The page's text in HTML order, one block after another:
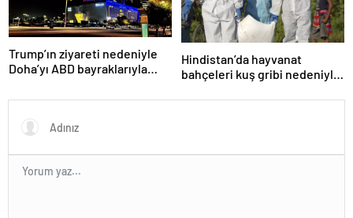
Trump’ın ziyareti nedeniyle
Doha’yı ABD bayraklarıyla
Hindistan’da hayvanat
bahçeleri kuş gribi nedeniyle